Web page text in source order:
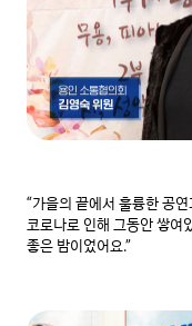
“가을의 끝에서 훌륭한 공
코로나로 인해 그동안 쌓여
좋은 밤이었어요.”